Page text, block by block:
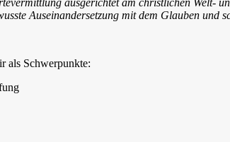
Auseinandersetzung mit dem Glauben
als Schwerpunkte: